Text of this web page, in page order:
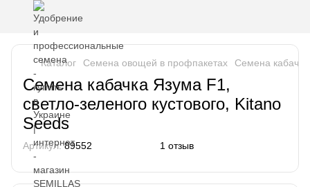
Каталог Семена овощей в профпакетах Семена
Семена кабачка Язума F1,
светло-зеленого кустового, Kitano
Seeds
Артикул:89552 1 отзыв